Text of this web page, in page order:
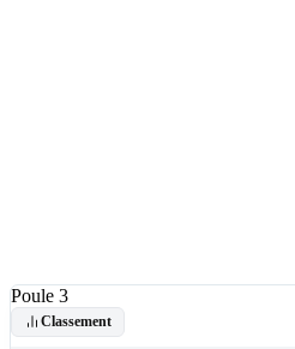
Poule 3
Classement